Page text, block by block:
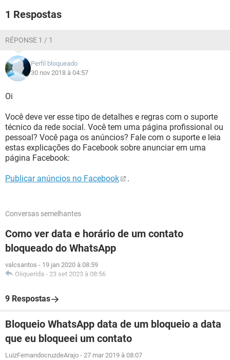
1 Respostas
RÉPONSE 1 / 1
Perfil bloqueado
30 nov 2018 à 04:57
Oi
Você deve ver esse tipo de detalhes e regras com o suporte
técnico da rede social. Você tem uma página profissional ou
pessoal? Você paga os anúncios? Fale com o suporte e leia
estas explicações do Facebook sobre anunciar em uma
página Facebook:
Publicar anúncios no Facebook .
Conversas semelhantes
Como ver data e horário de um contato
bloqueado do WhatsApp
valcsantos - 19 jan 2020 à 08:59
Oiiquerida - 23 set 2023 à 08:56
9 Respostas
Bloqueio WhatsApp data de um bloqueio a data
que eu bloqueei um contato
LuizFernandocruzdeArajo - 27 mar 2019 à 08:07